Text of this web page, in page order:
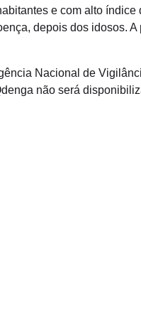
e com alto
depois dos idosos.
Nacional de
não será